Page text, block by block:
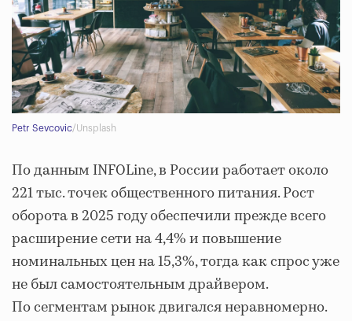
Petr Sevcovic/Unsplash
По данным INFOLine, в России работает около
221 тыс. точек общественного питания. Рост
оборота в 2025 году обеспечили прежде всего
расширение сети на 4,4% и повышение
номинальных цен на 15,3%, тогда как спрос уже
не был самостоятельным драйвером.
По сегментам рынок двигался неравномерно.